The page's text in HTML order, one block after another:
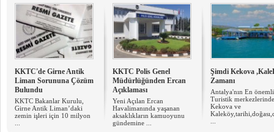
KKTC'de Girne Antik
Liman Sorununa Çözüm
Bulundu
KKTC Bakanlar Kurulu,
Girne Antik Liman’daki
zemin işleri için 10 milyon
KKTC Polis Genel
Müdürlüğünden Ercan
Açıklaması
Yeni Açılan Ercan
Havalimanında yaşanan
aksaklıkların kamuoyunu
gündemine ...
Şimdi Kekova
Zamanı
Antalya'nın En önemli
Turistik
Kekova ve